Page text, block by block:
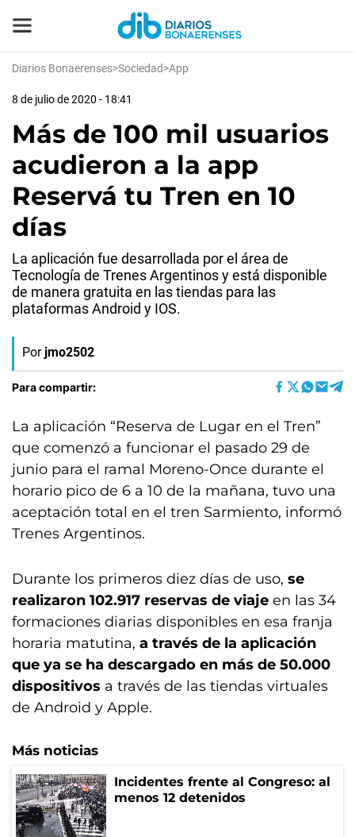
Diarios Bonaerenses>Sociedad>App
8 de julio de 2020 - 18:41
Más de 100 mil usuarios
acudieron a la app
Reservá tu Tren en 10
días
La aplicación fue desarrollada por el área de
Tecnología de Trenes Argentinos y está disponible
de manera gratuita en las tiendas para las
plataformas Android y IOS.
Por jmo2502
Para compartir:
La aplicación “Reserva de Lugar en el Tren”
que comenzó a funcionar el pasado 29 de
junio para el ramal Moreno-Once durante el
horario pico de 6 a 10 de la mañana, tuvo una
aceptación total en el tren Sarmiento, informó
Trenes Argentinos.
Durante los primeros diez días de uso, se
realizaron 102.917 reservas de viaje en las 34
formaciones diarias disponibles en esa franja
horaria matutina, a través de la aplicación
que ya se ha descargado en más de 50.000
dispositivos a través de las tiendas virtuales
de Android y Apple.
Más noticias
Incidentes frente al Congreso: al
menos 12 detenidos